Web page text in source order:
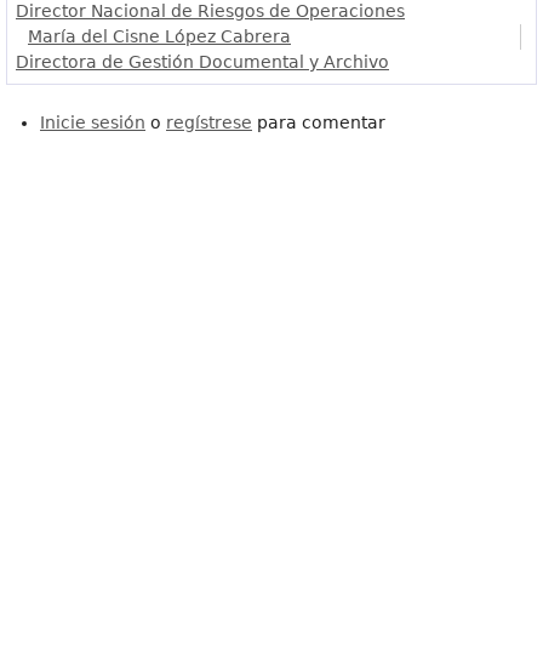
Director Nacional de Riesgos de Operaciones
María del Cisne López Cabrera
Directora de Gestión Documental y Archivo
Inicie sesión o regístrese para comentar